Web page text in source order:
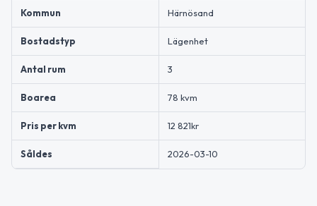
Kommun Härnösand
Bostadstyp Lägenhet
Antal rum 3
Boarea 78 kvm
Pris per kvm 12 821kr
Såldes 2026-03-10